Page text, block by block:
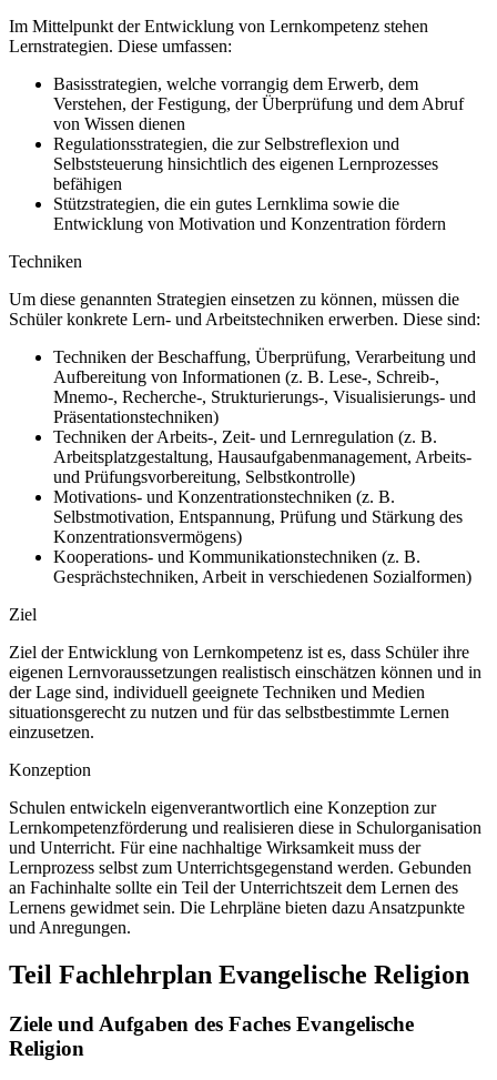
Im Mittelpunkt der Entwicklung von Lernkompetenz stehen
Lernstrategien. Diese umfassen:
Basisstrategien, welche vorrangig dem Erwerb, dem
Verstehen, der Festigung, der Überprüfung und dem Abruf
von Wissen dienen
Regulationsstrategien, die zur Selbstreflexion und
Selbststeuerung hinsichtlich des eigenen Lernprozesses
befähigen
Stützstrategien, die ein gutes Lernklima sowie die
Entwicklung von Motivation und Konzentration fördern
Techniken
Um diese genannten Strategien einsetzen zu können, müssen die
Schüler konkrete Lern- und Arbeitstechniken erwerben. Diese sind:
Techniken der Beschaffung, Überprüfung, Verarbeitung und
Aufbereitung von Informationen (z. B. Lese-, Schreib-,
Mnemo-, Recherche-, Strukturierungs-, Visualisierungs- und
Präsentationstechniken)
Techniken der Arbeits-, Zeit- und Lernregulation (z. B.
Arbeitsplatzgestaltung, Hausaufgabenmanagement, Arbeits-
und Prüfungsvorbereitung, Selbstkontrolle)
Motivations- und Konzentrationstechniken (z. B.
Selbstmotivation, Entspannung, Prüfung und Stärkung des
Konzentrationsvermögens)
Kooperations- und Kommunikationstechniken (z. B.
Gesprächstechniken, Arbeit in verschiedenen Sozialformen)
Ziel
Ziel der Entwicklung von Lernkompetenz ist es, dass Schüler ihre
eigenen Lernvoraussetzungen realistisch einschätzen können und in
der Lage sind, individuell geeignete Techniken und Medien
situationsgerecht zu nutzen und für das selbstbestimmte Lernen
einzusetzen.
Konzeption
Schulen entwickeln eigenverantwortlich eine Konzeption zur
Lernkompetenzförderung und realisieren diese in Schulorganisation
und Unterricht. Für eine nachhaltige Wirksamkeit muss der
Lernprozess selbst zum Unterrichtsgegenstand werden. Gebunden
an Fachinhalte sollte ein Teil der Unterrichtszeit dem Lernen des
Lernens gewidmet sein. Die Lehrpläne bieten dazu Ansatzpunkte
und Anregungen.
Teil Fachlehrplan Evangelische Religion
Ziele und Aufgaben des Faches Evangelische
Religion